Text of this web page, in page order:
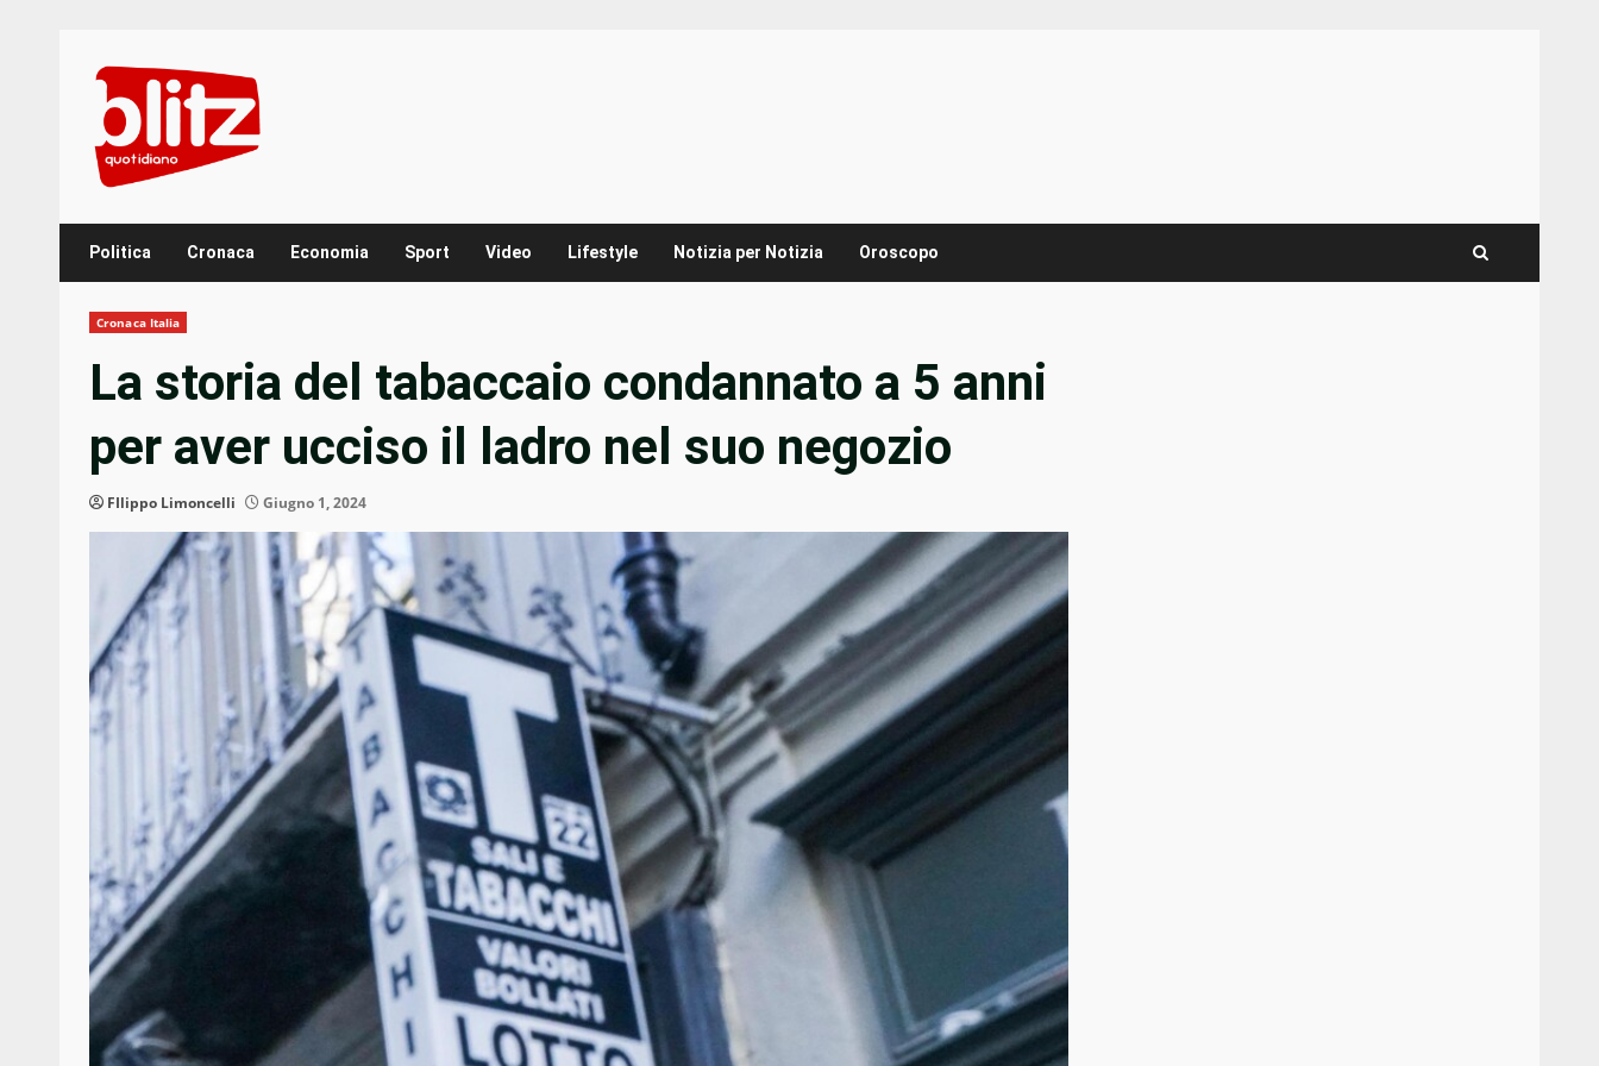
content
Politica Cronaca Economia Sport Video Lifestyle Notizia per Notizia Oroscopo
Cronaca Italia
La storia del tabaccaio condannato a 5 anni
per aver ucciso il ladro nel suo negozio
FIlippo Limoncelli Giugno 1, 2024